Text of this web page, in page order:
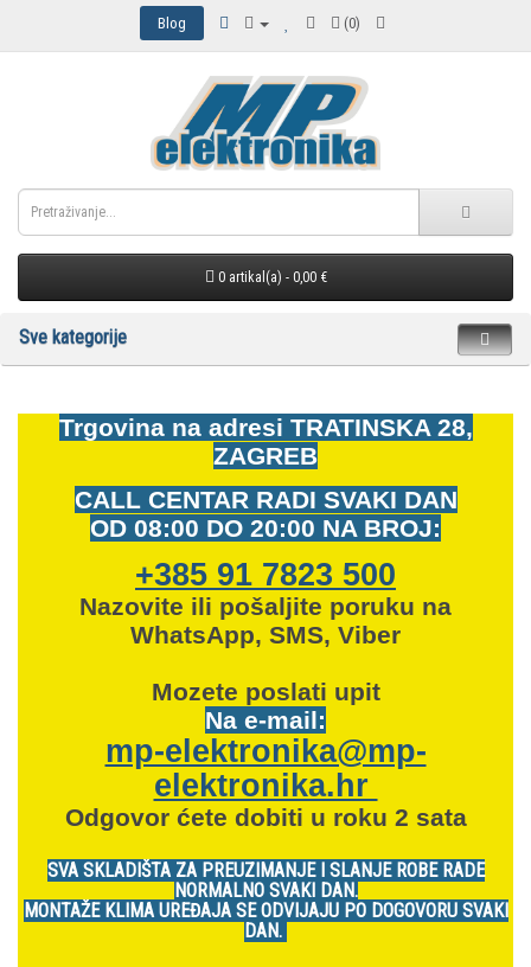
Blog (0)
0 artikal(a) - 0,00 €
Sve kategorije
Trgovina na adresi TRATINSKA 28,
ZAGREB
CALL CENTAR RADI SVAKI DAN
OD 08:00 DO 20:00 NA BROJ:
+385 91 7823 500
Nazovite ili pošaljite poruku na
WhatsApp, SMS, Viber
Mozete poslati upit
Na e-mail:
mp-elektronika@mp-
elektronika.hr
Odgovor ćete dobiti u roku 2 sata
SVA SKLADIŠTA ZA PREUZIMANJE I SLANJE ROBE RADE
NORMALNO SVAKI DAN.
MONTAŽE KLIMA UREĐAJA SE ODVIJAJU PO DOGOVORU SVAKI
DAN.